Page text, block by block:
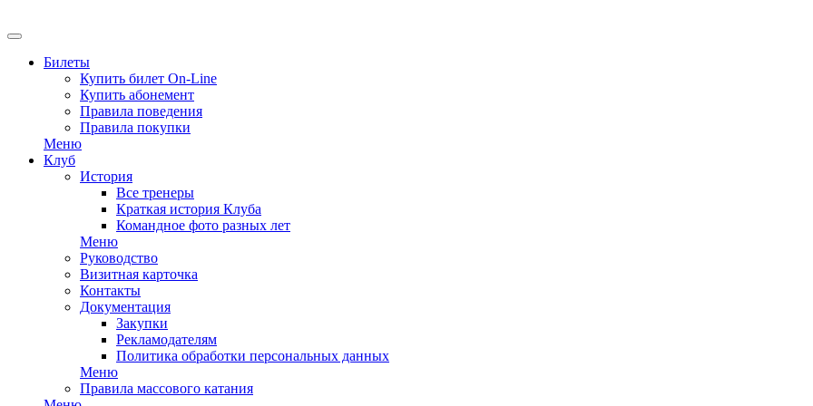
Билеты
Купить билет On-Line
Купить абонемент
Правила поведения
Правила покупки
Меню
Клуб
История
Все тренеры
Краткая история Клуба
Командное фото разных лет
Меню
Руководство
Визитная карточка
Контакты
Документация
Закупки
Рекламодателям
Политика обработки персональных данных
Меню
Правила массового катания